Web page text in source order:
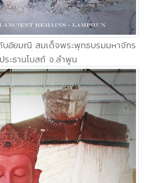
อัยมณี สมเด็จพระพุทธบรมมหาจักร
ะธานโบสถ์ จ.ลำพูน